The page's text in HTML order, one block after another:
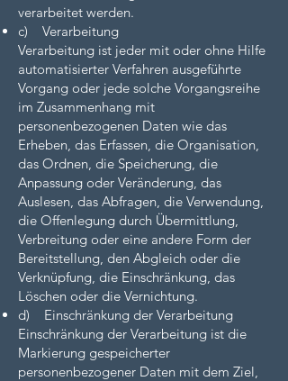
verarbeitet werden.
c) Verarbeitung
Verarbeitung ist jeder mit oder ohne Hilfe
automatisierter Verfahren ausgeführte
Vorgang oder jede solche Vorgangsreihe
im Zusammenhang mit
personenbezogenen Daten wie das
Erheben, das Erfassen, die Organisation,
das Ordnen, die Speicherung, die
Anpassung oder Veränderung, das
Auslesen, das Abfragen, die Verwendung,
die Offenlegung durch Übermittlung,
Verbreitung oder eine andere Form der
Bereitstellung, den Abgleich oder die
Verknüpfung, die Einschränkung, das
Löschen oder die Vernichtung.
d) Einschränkung der Verarbeitung
Einschränkung der Verarbeitung ist die
Markierung gespeicherter
personenbezogener Daten mit dem Ziel,